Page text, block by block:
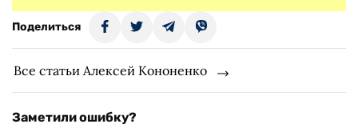
Поделиться
Все статьи Алексей Кононенко
Заметили ошибку?